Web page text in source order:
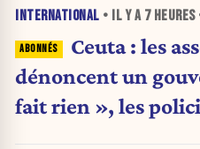
INTERNATIONAL • IL Y A 7 HEURES
Ceuta : les
dénoncent un
fait rien », les